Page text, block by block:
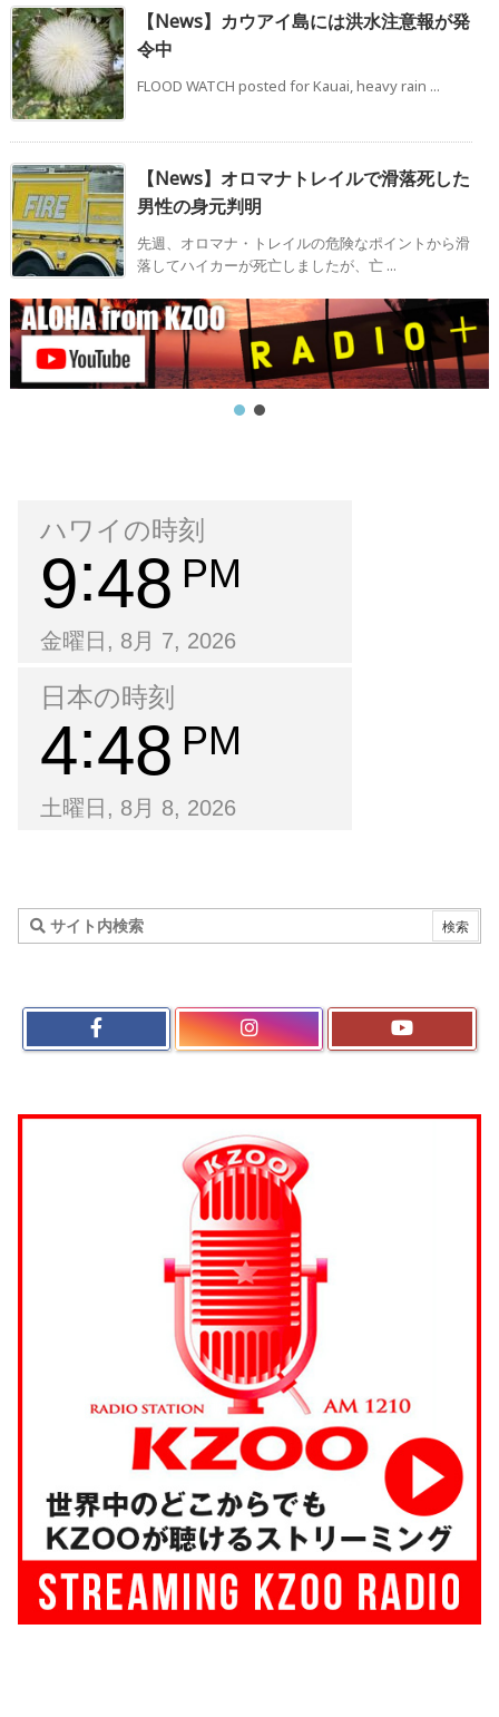
【News】カウアイ島には洪水注意報が発
令中
FLOOD WATCH posted for Kauai, heavy rain ...
【News】オロマナトレイルで滑落死した
男性の身元判明
先週、オロマナ・トレイルの危険なポイントから滑
落してハイカーが死亡しましたが、亡 ...
ハワイの時刻
9 48 PM
金曜日, 8月 7, 2026
日本の時刻
4 48 PM
土曜日, 8月 8, 2026